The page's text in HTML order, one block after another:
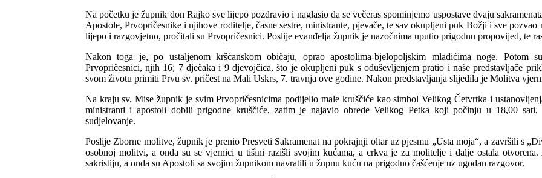
Na početku je župnik don Rajko sve lijepo pozdravio i naglasio da se večeras spominjemo uspostave dvaju
Apostole, Prvopričesnike i njihove roditelje, časne sestre, ministrante, pjevače, te sav okupljeni puk Božji i sve
lijepo i razgovjetno, pročitali su Prvopričesnici. Poslije evanđelja župnik je nazočnima uputio prigodnu propovijed, te
Nakon toga je, po ustaljenom kršćanskom običaju, oprao apostolima-bjelopoljskim mladićima noge. Potom
Prvopričesnici, njih 16; 7 dječaka i 9 djevojčica, što je okupljeni puk s oduševljenjem pratio i naše predstavljače
svom životu primiti Prvu sv. pričest na Mali Uskrs, 7. travnja ove godine. Nakon predstavljanja slijedila je Molitva
Na kraju sv. Mise župnik je svim Prvopričesnicima podijelio male kruščiće kao simbol Velikog Četvrtka i
ministranti i apostoli dobili prigodne kruščiće, zatim je najavio obrede Velikog Petka koji počinju u 18,00 sati,
sudjelovanje.
Poslije Zborne molitve, župnik je prenio Presveti Sakramenat na pokrajnji oltar uz pjesmu „Usta moja“, a završili s
osobnoj molitvi, a onda su se vjernici u tišini razišli svojim kućama, a crkva je za molitelje i dalje ostala
sakristiju, a onda su Apostoli sa svojim župnikom navratili u župnu kuću na prigodno čašćenje uz ugodan razgovor.